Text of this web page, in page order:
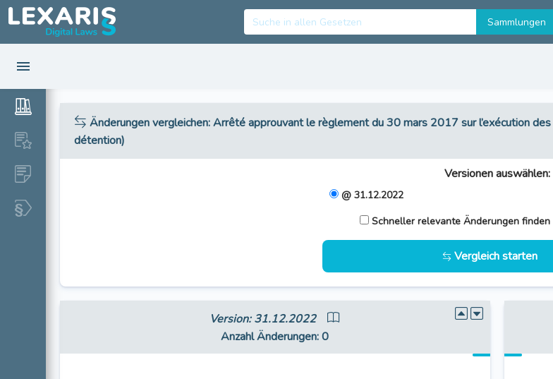
Änderungen vergleichen: Arrêté approuvant le règlement du 30 mars 2017 sur l’exécution
détention)
Versionen auswählen:
@ 31.12.2022
Schneller relevante Änderungen
Vergleich starten
Version: 31.12.2022
Anzahl Änderungen: 0